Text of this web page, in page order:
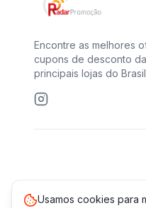
Encontre as melhores
cupons de desconto
principais lojas do
Usamos cookies para